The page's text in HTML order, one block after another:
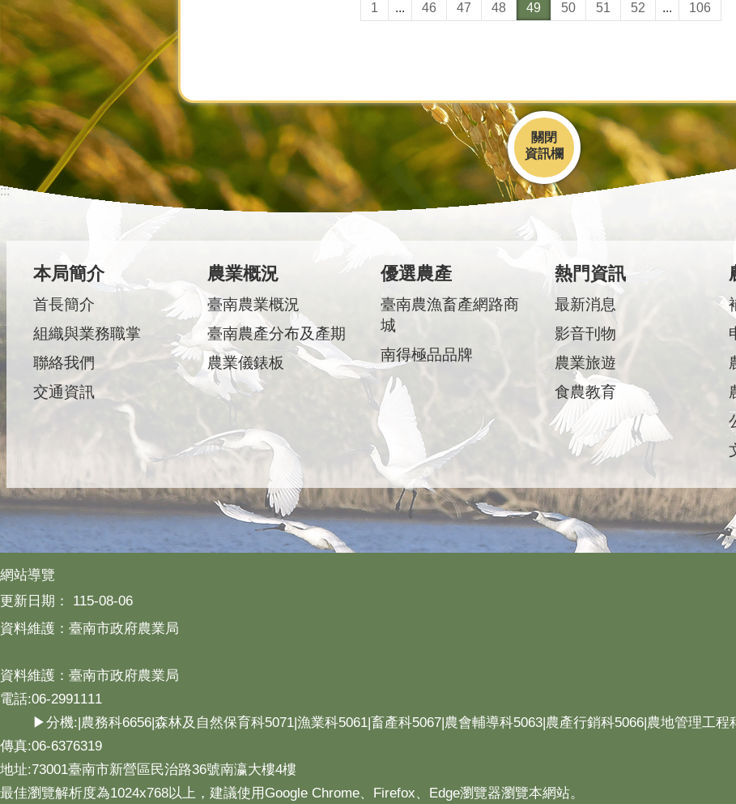
1 ... 46 47 48 49 50 51 52 ... 106
關閉
:::
本局簡介
首長簡介
組織與業務職掌
聯絡我們
交通資訊
農業概況
臺南農業概況
臺南農產分布及產期
農業儀錶板
優選農產
臺南農漁畜產網路商
城
南得極品品牌
熱門資訊
最新消息
影音刊物
農業旅遊
食農教育
網站導覽
更新日期：
115-08-06
資料維護：臺南市政府農業局
資料維護：臺南市政府農業局
電話:06-2991111
▶分機:|農務科6656|森林及自然保育科5071|漁業科5061|畜產科5067|農會輔導科5063|農產行銷科5066|農地管理工程
傳真:06-6376319
地址:73001臺南市新營區民治路36號南瀛大樓4樓
最佳瀏覽解析度為1024x768以上，建議使用Google Chrome、Firefox、Edge瀏覽器瀏覽本網站。